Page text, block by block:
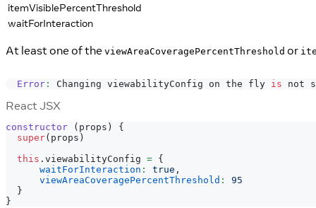
itemVisiblePercentThreshold
waitForInteraction
At least one of the viewAreaCoveragePercentThreshold or
Error : Changing viewabilityConfig on the fly is not
React JSX
constructor ( props )
{
super( props )
this . viewabilityConfig = {
waitForInteraction : true ,
viewAreaCoveragePercentThreshold :
95
}
}